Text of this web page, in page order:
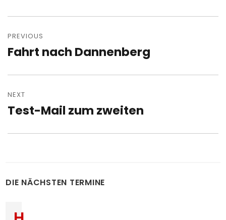
navigation
PREVIOUS
Previous
Fahrt nach Dannenberg
NEXT
Next
Test-Mail zum zweiten
DIE NÄCHSTEN TERMINE